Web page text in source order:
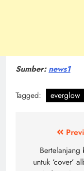
Sumber: news1
Tagged: everglow
navigation
Bertelanjang
untuk ‘cover’